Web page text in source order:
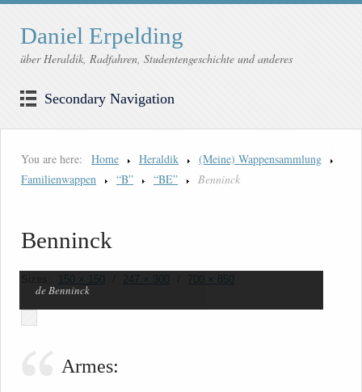
Daniel Erpelding
über Heraldik, Radfahren, Studentengeschichte und anderes
Secondary Navigation
You are here: Home Heraldik
(Meine) Wappensammlung
Familienwappen
“B” “BE” Benninck
Benninck
150 × 150 247 × 300 700 × 850
de Benninck
Armes: